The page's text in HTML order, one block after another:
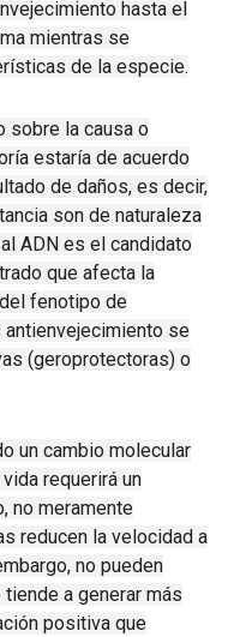
hasta el
mientras se
de la especie.
sobre la causa o
estaría de acuerdo
de daños, es decir,
son de naturaleza
ADN es el candidato
que afecta la
fenotipo de
se
(geroprotectoras) o
un cambio molecular
requerirá un
no meramente
reducen la velocidad a
no pueden
a generar más
positiva que